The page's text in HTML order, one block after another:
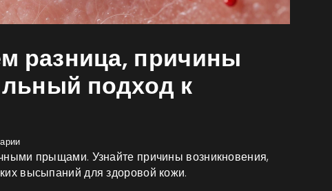
разница, причины
подход к
прыщами. Узнайте причины возникновения,
высыпаний для здоровой кожи.